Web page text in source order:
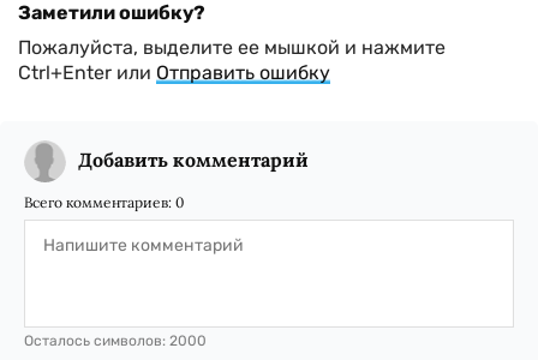
Заметили ошибку?
Пожалуйста, выделите ее мышкой и нажмите
Ctrl+Enter или Отправить ошибку
Добавить комментарий
Всего комментариев: 0
Осталось символов: 2000